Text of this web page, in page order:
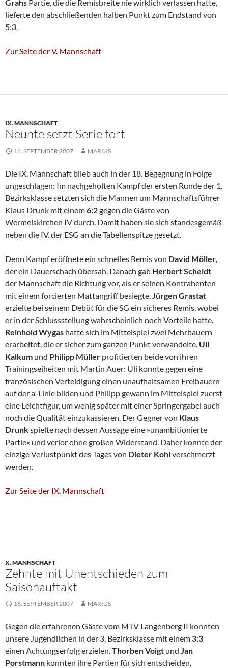
Grahs Partie, die die Remisbreite nie wirklich verlassen hatte,
lieferte den abschließenden halben Punkt zum Endstand von
5:3.
Zur Seite der V. Mannschaft
IX. MANNSCHAFT
Neunte setzt Serie fort
16. SEPTEMBER 2007 MARIUS
Die IX. Mannschaft blieb auch in der 18. Begegnung in Folge
ungeschlagen: Im nachgeholten Kampf der ersten Runde der 1.
Bezirksklasse setzten sich die Mannen um Mannschaftsführer
Klaus Drunk mit einem6:2gegen die Gäste von
Wermelskirchen IV durch. Damit haben sie sich standesgemäß
neben die IV. der ESG an die Tabellenspitze gesetzt.
Denn Kampf eröffnete ein schnelles Remis von David Möller,
der ein Dauerschach übersah. Danach gab Herbert Scheidt
der Mannschaft die Richtung vor, als er seinen Kontrahenten
mit einem forcierten Mattangriff besiegte.Jürgen Grastat
erzielte bei seinem Debüt für die SG ein sicheres Remis, wobei
er in der Schlussstellung wahrscheinlich noch Vorteile hatte.
Reinhold Wygas hatte sich im Mittelspiel zwei Mehrbauern
erarbeitet, die er sicher zum ganzen Punkt verwandelte. Uli
Kalkum und Philipp Müller profitierten beide von ihren
Trainingseiheiten mit Martin Auer: Uli konnte gegen eine
französischen Verteidigung einen unaufhaltsamen Freibauern
auf der a-Linie bilden und Philipp gewann im Mittelspiel zuerst
eine Leichtfigur, um wenig später mit einer Springergabel auch
noch die Qualität einzukassieren. Der Gegner von Klaus
Drunkspielte nach dessen Aussage eine »unambitionierte
Partie« und verlor ohne großen Widerstand. Daher konnte der
einzige Verlustpunkt des Tages von Dieter Kohlverschmerzt
werden.
Zur Seite der IX. Mannschaft
X. MANNSCHAFT
Zehnte mit Unentschieden zum
Saisonauftakt
16. SEPTEMBER 2007 MARIUS
Gegen die erfahrenen Gäste vom MTV Langenberg II konnten
unsere Jugendlichen in der 3. Bezirksklasse mit einem 3:3
einen Achtungserfolg erzielen.Thorben Voigt und Jan
Porstmann konnten ihre Partien für sich entscheiden,